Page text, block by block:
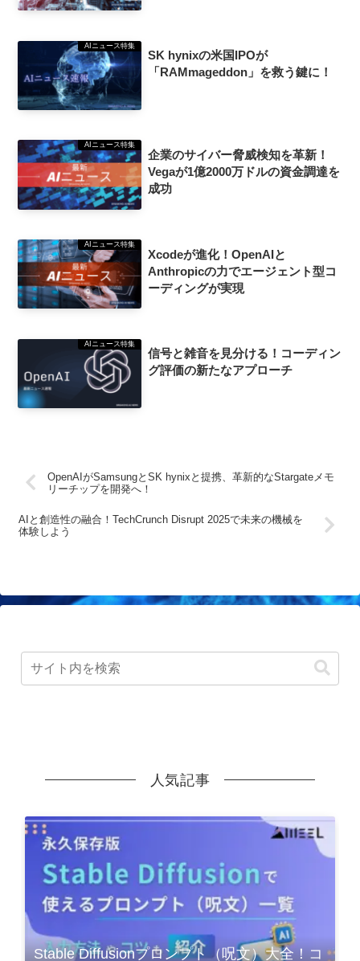
AIニュース特集
SK hynixの米国IPOが
「RAMmageddon」を救う鍵に！
AIニュース特集
企業のサイバー脅威検知を革新！
Vegaが1億2000万ドルの資金調達を
成功
AIニュース特集
Xcodeが進化！OpenAIと
Anthropicの力でエージェント型コ
ーディングが実現
AIニュース特集
信号と雑音を見分ける！コーディン
グ評価の新たなアプローチ
OpenAIがSamsungとSK hynixと提携、革新的なStargateメモ
リーチップを開発へ！
AIと創造性の融合！TechCrunch Disrupt 2025で未来の機械を
体験しよう
人気記事
Stable Diffusionプロンプト（呪文）大全！コ